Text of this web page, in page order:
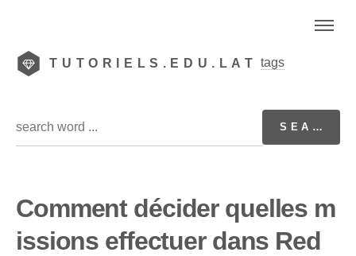
TUTORIELS.EDU.LAT tags
Comment décider quelles m
issions effectuer dans Red